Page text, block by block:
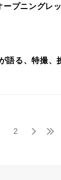
プニングレ
語る、特撮、
2